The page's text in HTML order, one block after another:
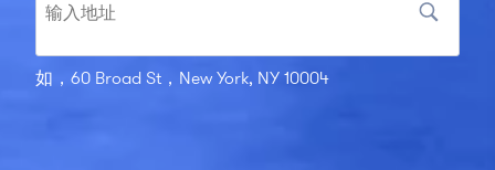
如，60 Broad St，New York, NY 10004